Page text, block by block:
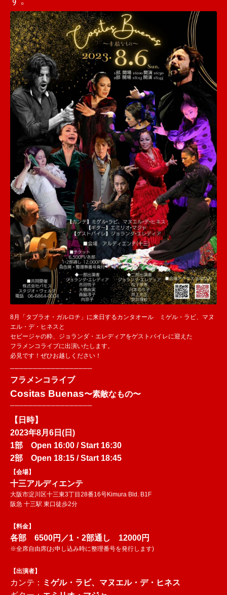
8月「タブラオ・ガルロチ」に来日するカンタオール ミゲル・ラビ、マヌ
エル・デ・ヒネスと
セビージャの粋、ジョランダ・エレディアをゲストバイレに迎えた
フラメンコライブに出演いたします。
必見です！ぜひお越しください！
──────────────────
フラメンコライブ
Cositas Buenas〜素敵なもの〜
──────────────────
【日時】
2023年8月6日(日)
1部 Open 16:00 / Start 16:30
2部 Open 18:15 / Start 18:45
【会場】
十三アルディエンテ
大阪市淀川区十三東3丁目28番16号Kimura Bld. B1F
阪急 十三駅 東口徒歩2分
【料金】
各部 6500円／1・2部通し 12000円
※全席自由席(お申し込み時に整理番号を発行します)
【出演者】
カンテ： ミゲル・ラビ、 マヌエル・デ・ヒネス